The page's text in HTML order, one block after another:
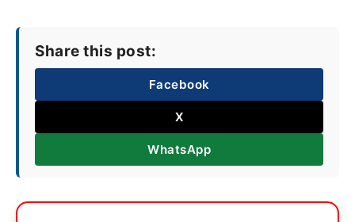
Share this post:
Facebook
X
WhatsApp